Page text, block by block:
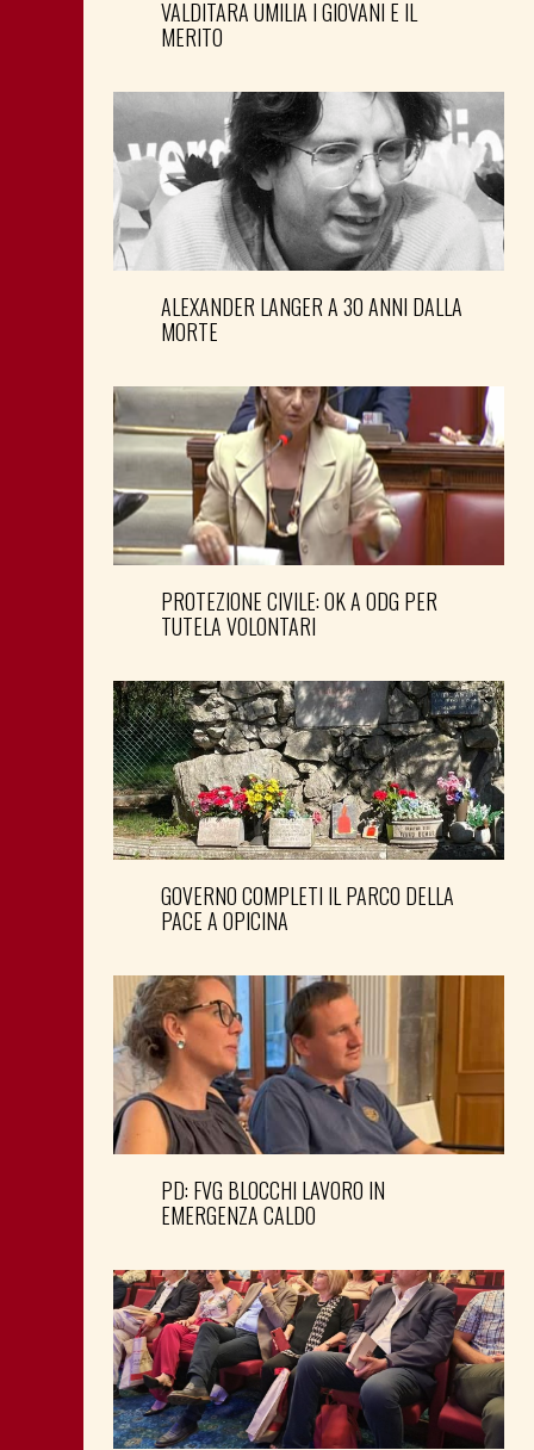
VALDITARA UMILIA I GIOVANI E IL
MERITO
ALEXANDER LANGER A 30 ANNI DALLA
MORTE
PROTEZIONE CIVILE: OK A ODG PER
TUTELA VOLONTARI
GOVERNO COMPLETI IL PARCO DELLA
PACE A OPICINA
PD: FVG BLOCCHI LAVORO IN
EMERGENZA CALDO